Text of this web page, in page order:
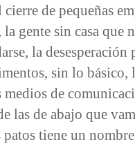
de pequeñas
gente sin casa que
la desesperación
sin lo básico,
medios de
las de abajo que
tiene un